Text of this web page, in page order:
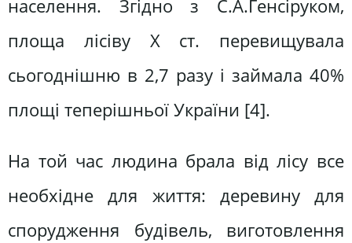
населення. Згідно з С.А.Генсіруком,
площа лісіву X ст. перевищувала
сьогоднішню в 2,7 разу і займала 40%
площі теперішньої України [4].
На той час людина брала від лісу все
необхідне для життя: деревину для
спорудження будівель, виготовлення